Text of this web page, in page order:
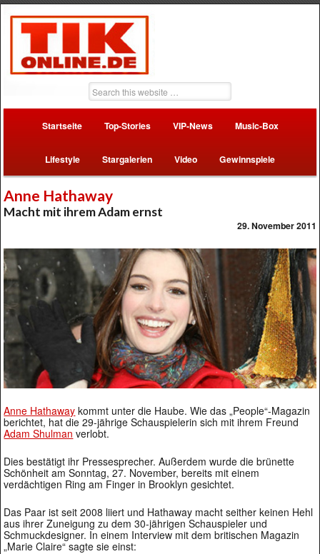
Startseite Top-Stories VIP-News Music-Box
Lifestyle Stargalerien Video Gewinnspiele
Anne Hathaway
Macht mit ihrem Adam ernst
29. November 2011
Anne Hathaway kommt unter die Haube. Wie das „People“-Magazin
berichtet, hat die 29-jährige Schauspielerin sich mit ihrem Freund
Adam Shulman verlobt.
Dies bestätigt ihr Pressesprecher. Außerdem wurde die brünette
Schönheit am Sonntag, 27. November, bereits mit einem
verdächtigen Ring am Finger in Brooklyn gesichtet.
Das Paar ist seit 2008 liiert und Hathaway macht seither keinen Hehl
aus ihrer Zuneigung zu dem 30-jährigen Schauspieler und
Schmuckdesigner. In einem Interview mit dem britischen Magazin
„Marie Claire“ sagte sie einst: